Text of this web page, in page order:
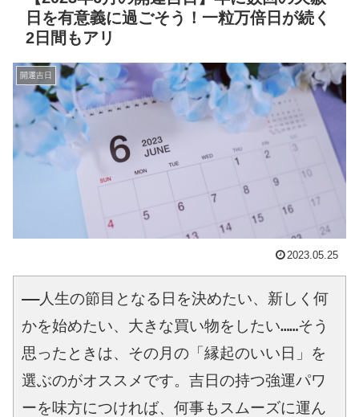
日を有意義に過ごそう！一粒万倍日が続く
2日間もアリ
開運吉日
2023.05.25
――人生の節目となる日を決めたい、新しく何
かを始めたい、大きな買い物をしたい……そう
思ったときは、その月の「縁起のいい日」を
選ぶのがオススメです。吉日の持つ強運パワ
ーを味方につければ、何事もスムーズに運ん